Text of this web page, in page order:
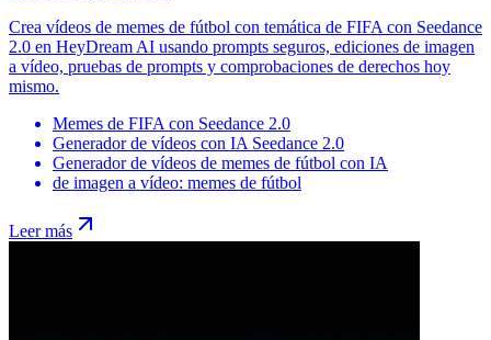
Crea vídeos de memes de fútbol con temática de FIFA con Seedance
2.0 en HeyDream AI usando prompts seguros, ediciones de imagen
a vídeo, pruebas de prompts y comprobaciones de derechos hoy
mismo.
Memes de FIFA con Seedance 2.0
Generador de vídeos con IA Seedance 2.0
Generador de vídeos de memes de fútbol con IA
de imagen a vídeo: memes de fútbol
Leer más